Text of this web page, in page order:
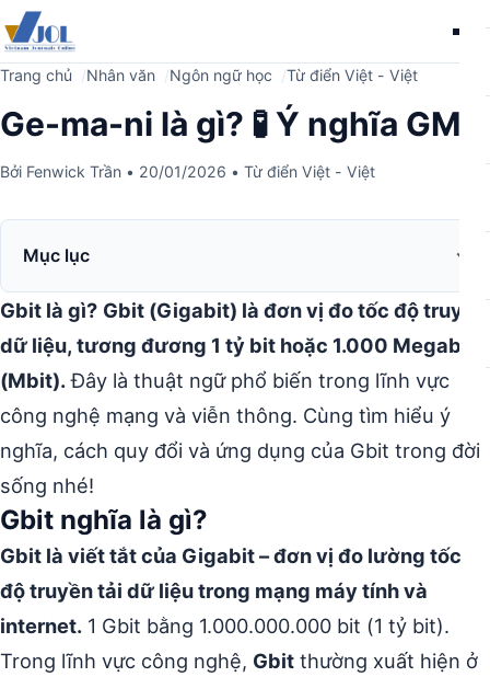
Trang chủ Nhân văn Ngôn ngữ học Từ điển Việt - Việt
Ge-ma-ni là gì? 🧪 Ý nghĩa GMN
Bởi Fenwick Trần • 20/01/2026 • Từ điển Việt - Việt
Mục lục
Gbit là gì? Gbit (Gigabit) là đơn vị đo tốc độ truyền
dữ liệu, tương đương 1 tỷ bit hoặc 1.000 Megabit
(Mbit).Đây là thuật ngữ phổ biến trong lĩnh vực
công nghệ mạng và viễn thông. Cùng tìm hiểu ý
nghĩa, cách quy đổi và ứng dụng của Gbit trong đời
sống nhé!
Gbit nghĩa là gì?
Gbit là viết tắt của Gigabit – đơn vị đo lường tốc
độ truyền tải dữ liệu trong mạng máy tính và
internet. 1 Gbit bằng 1.000.000.000 bit (1 tỷ bit).
Trong lĩnh vực công nghệ, Gbit thường xuất hiện ở